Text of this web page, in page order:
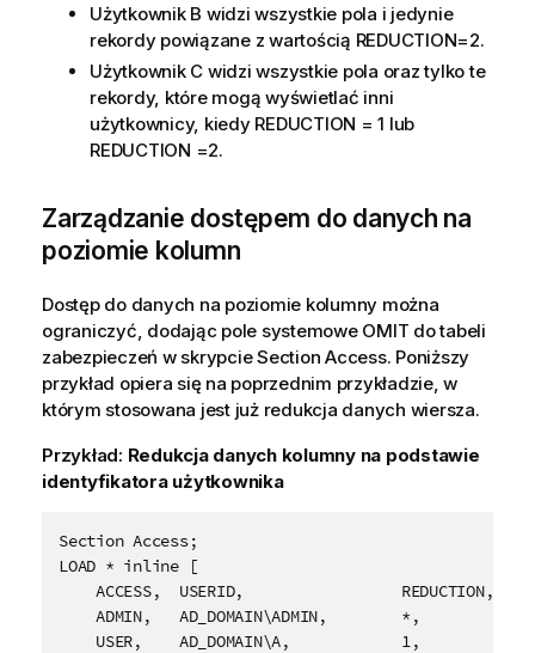
Użytkownik B widzi wszystkie pola i jedynie
rekordy powiązane z wartością REDUCTION=2.
Użytkownik C widzi wszystkie pola oraz tylko te
rekordy, które mogą wyświetlać inni
użytkownicy, kiedy REDUCTION = 1 lub
REDUCTION =2.
Zarządzanie dostępem do danych na
poziomie kolumn
Dostęp do danych na poziomie kolumny można
ograniczyć, dodając pole systemowe OMIT do tabeli
zabezpieczeń w skrypcie Section Access. Poniższy
przykład opiera się na poprzednim przykładzie, w
którym stosowana jest już redukcja danych wiersza.
Przykład: Redukcja danych kolumny na podstawie
identyfikatora użytkownika
LOAD * inline [
ACCESS,  USERID,                 REDUCTION,
    ADMIN,   AD_DOMAIN\ADMIN,        *,
    USER,    AD_DOMAIN\A,            1,